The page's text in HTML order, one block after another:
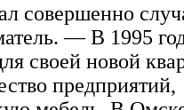
совершенно
— В 1995
своей новой
предприятий,